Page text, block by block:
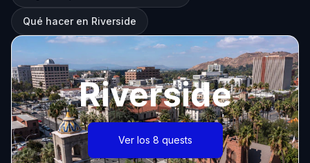
Qué hacer en Riverside
Riverside
Ver los 8 quests